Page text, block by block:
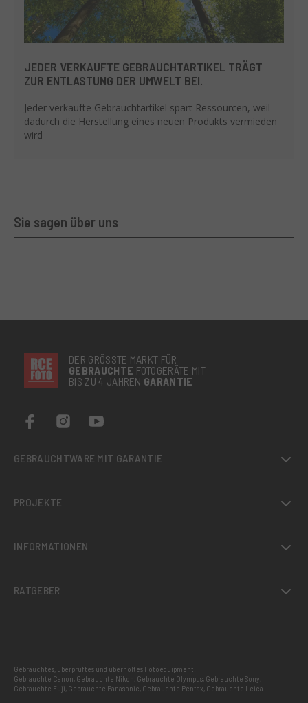
JEDER VERKAUFTE GEBRAUCHTARTIKEL TRÄGT
ZUR ENTLASTUNG DER UMWELT BEI.
Jeder verkaufte Gebrauchtartikel spart Ressourcen, weil
dadurch die Herstellung eines neuen Produkts vermieden
wird
Sie sagen über uns
DER GRÖSSTE MARKT FÜR
GEBRAUCHTE FOTOGERÄTE MIT
BIS ZU 4 JAHREN GARANTIE
GEBRAUCHTWARE MIT GARANTIE
PROJEKTE
INFORMATIONEN
RATGEBER
Gebrauchtes, überprüftes und überholtes Fotoequipment:
Gebrauchte Canon, Gebrauchte Nikon, Gebrauchte Olympus, Gebrauchte Sony,
Gebrauchte Fuji, Gebrauchte Panasonic, Gebrauchte Pentax, Gebrauchte Leica